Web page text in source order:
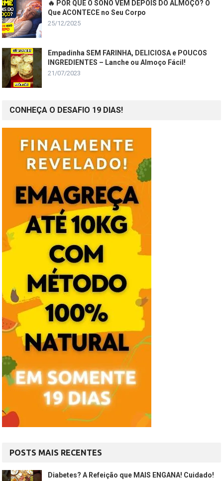
🔥 POR QUE O SONO VEM DEPOIS DO ALMOÇO? O
Que ACONTECE no Seu Corpo
25/12/2025
Empadinha SEM FARINHA, DELICIOSA e POUCOS
INGREDIENTES – Lanche ou Almoço Fácil!
21/07/2023
CONHEÇA O DESAFIO 19 DIAS!
POSTS MAIS RECENTES
Diabetes? A Refeição que MAIS ENGANA! Cuidado!